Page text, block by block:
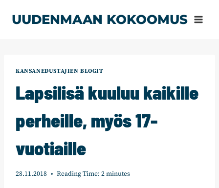
sisältöön
UUDENMAAN KOKOOMUS
KANSANEDUSTAJIEN BLOGIT
Lapsilisä kuuluu kaikille
perheille, myös 17-
vuotiaille
28.11.2018 Reading Time: 2minutes